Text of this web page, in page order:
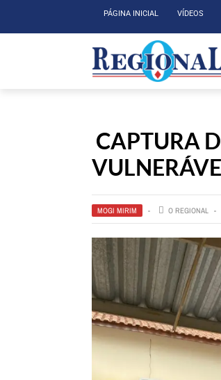
PÁGINA INICIAL VÍDEOS
CAPTURA
MOGI MIRIM O REGIONAL